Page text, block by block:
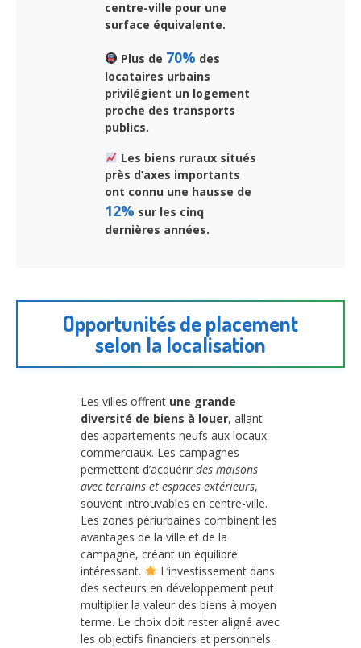
centre-ville pour une
surface équivalente.
Plus de 70% des
locataires urbains
privilégient un logement
proche des transports
publics.
Les biens ruraux situés
près d’axes importants
ont connu une hausse de
12% sur les cinq
dernières années.
Opportunités de placement
selon la localisation
Les villes offrent une grande
diversité de biens à louer, allant
des appartements neufs aux locaux
commerciaux. Les campagnes
permettent d’acquérir des maisons
avec terrains et espaces extérieurs,
souvent introuvables en centre-ville.
Les zones périurbaines combinent les
avantages de la ville et de la
campagne, créant un équilibre
intéressant.
L’investissement dans
des secteurs en développement peut
multiplier la valeur des biens à moyen
terme. Le choix doit rester aligné avec
les objectifs financiers et personnels.